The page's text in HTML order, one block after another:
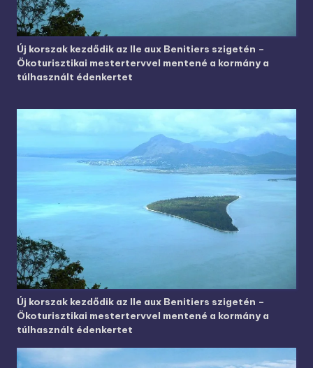
Új korszak kezdődik az Ile aux Benitiers szigetén –
Ökoturisztikai mestertervvel mentené a kormány a
túlhasznált édenkertet
Új korszak kezdődik az Ile aux Benitiers szigetén –
Ökoturisztikai mestertervvel mentené a kormány a
túlhasznált édenkertet